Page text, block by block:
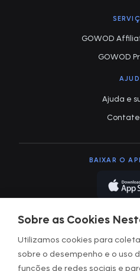
Sobre as Cookies
Utilizamos cookies para
sobre o desempenho e o uso
funções de redes sociais e
GOWOD
GOWOD
Ajuda e
BAIXAR O